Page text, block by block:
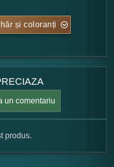
și coloranți
un comentariu
produs.